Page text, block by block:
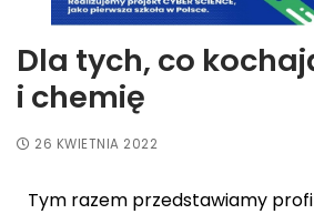
Dla tych, co
i chemię
26 KWIETNIA 2022
Tym razem przedstawiamy